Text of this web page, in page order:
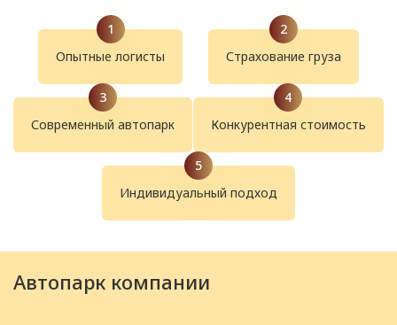
Опытные логисты Страхование груза
Современный автопарк Конкурентная стоимость
Индивидуальный подход
Автопарк компании